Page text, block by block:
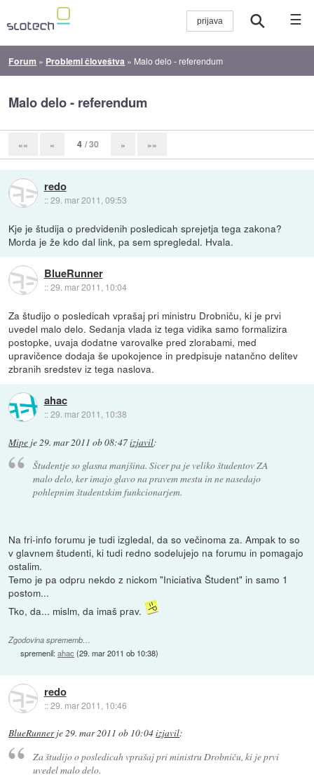
☰
Forum » Problemi človeštva » Malo delo - referendum
Malo delo - referendum
«« « 4 / 30 » »»
redo
::29. mar 2011, 09:53
Kje je študija o predvidenih posledicah sprejetja tega zakona?
Morda je že kdo dal link, pa sem spregledal. Hvala.
BlueRunner
::29. mar 2011, 10:04
Za študijo o posledicah vprašaj pri ministru Drobniču, ki je prvi
uvedel malo delo. Sedanja vlada iz tega vidika samo formalizira
postopke, uvaja dodatne varovalke pred zlorabami, med
upravičence dodaja še upokojence in predpisuje natančno delitev
zbranih sredstev iz tega naslova.
ahac
::29. mar 2011, 10:38
Mipe je29. mar 2011 ob 08:47izjavil:
Študentje so glasna manjšina. Sicer pa je veliko študentov ZA
malo delo, ker imajo glavo na pravem mestu in ne nasedajo
pohlepnim študentskim funkcionarjem.
Na fri-info forumu je tudi izgledal, da so večinoma za. Ampak to so
v glavnem študenti, ki tudi redno sodelujejo na forumu in pomagajo
ostalim.
Temo je pa odpru nekdo z nickom "Iniciativa Študent" in samo 1
postom...
Tko, da... mislm, da imaš prav.
Zgodovina sprememb…
spremenil:ahac (29. mar 2011 ob 10:38)
redo
::29. mar 2011, 10:46
BlueRunnerje29. mar 2011 ob 10:04izjavil:
Za študijo o posledicah vprašaj pri ministru Drobniču, ki je prvi
uvedel malo delo.